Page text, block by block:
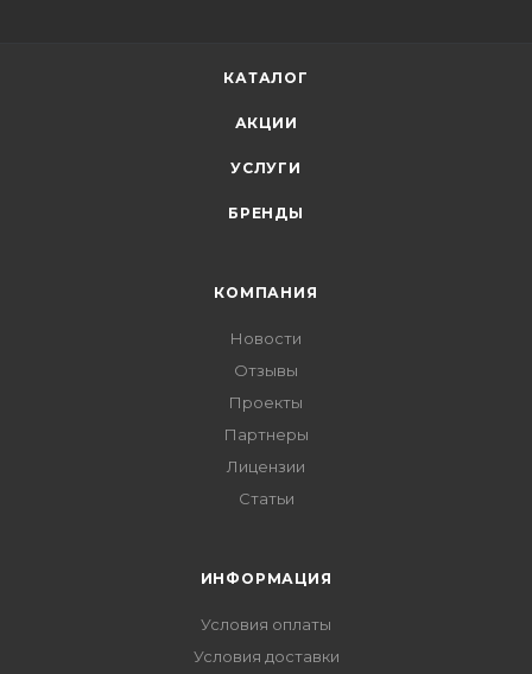
КАТАЛОГ
АКЦИИ
УСЛУГИ
БРЕНДЫ
КОМПАНИЯ
Новости
Отзывы
Проекты
Партнеры
Лицензии
Статьи
ИНФОРМАЦИЯ
Условия оплаты
Условия доставки